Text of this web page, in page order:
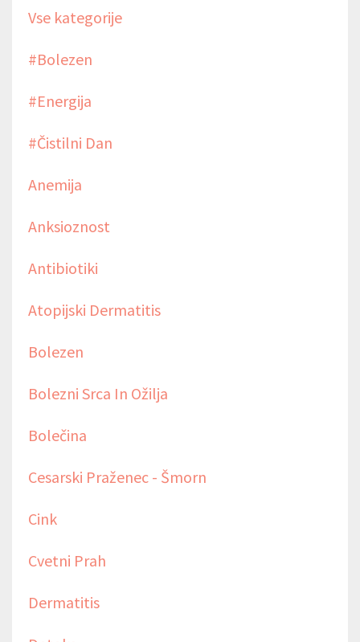
Vse kategorije
#bolezen
#energija
#čistilni Dan
Anemija
Anksioznost
Antibiotiki
Atopijski Dermatitis
Bolezen
Bolezni Srca In Ožilja
Bolečina
Cesarski Praženec - Šmorn
Cink
Cvetni Prah
Dermatitis